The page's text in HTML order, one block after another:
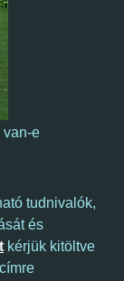
van-e
tudnivalók,
és
kérjük kitöltve